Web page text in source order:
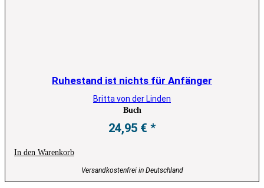
Ruhestand ist nichts für Anfänger
Britta von der Linden
Buch
24,95 €
In den Warenkorb
Versandkostenfrei in Deutschland